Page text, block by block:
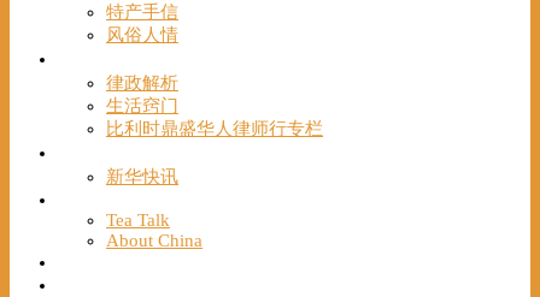
特产手信
风俗人情
律政解析
生活窍门
比利时鼎盛华人律师行专栏
新华快讯
Tea Talk
About China